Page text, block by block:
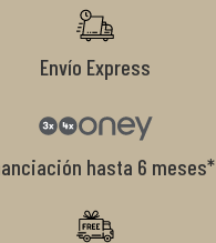
Envío Express
hasta 6 meses*